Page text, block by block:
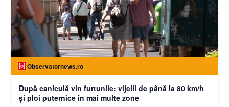
Observatornews.ro
După caniculă vin furtunile: vijelii de până la 80 km/h
și ploi puternice în mai multe zone